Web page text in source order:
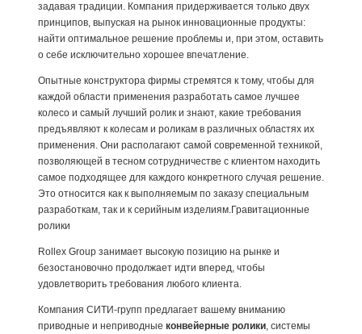
задавая традиции. Компания придерживается только двух
принципов, выпуская на рынок инновационные продукты:
найти оптимальное решение проблемы и, при этом, оставить
о себе исключительно хорошее впечатление.
Опытные конструктора фирмы стремятся к тому, чтобы для
каждой области применения разработать самое лучшее
колесо и самый лучший ролик и знают, какие требования
предъявляют к колесам и роликам в различных областях их
применения. Они располагают самой современной техникой,
позволяющей в тесном сотрудничестве с клиентом находить
самое подходящее для каждого конкретного случая решение.
Это относится как к выполняемым по заказу специальным
разработкам, так и к серийным изделиям.Гравитационные
ролики
Rollex Group занимает высокую позицию на рынке и
безостановочно продолжает идти вперед, чтобы
удовлетворить требования любого клиента.
Компания СИТИ-групп предлагает вашему вниманию
приводные и неприводные конвейерные ролики, системы